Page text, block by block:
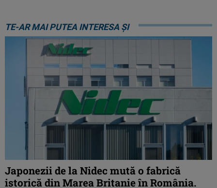
TE-AR MAI PUTEA INTERESA ȘI
Japonezii de la Nidec mută o fabrică
istorică din Marea Britanie în România.